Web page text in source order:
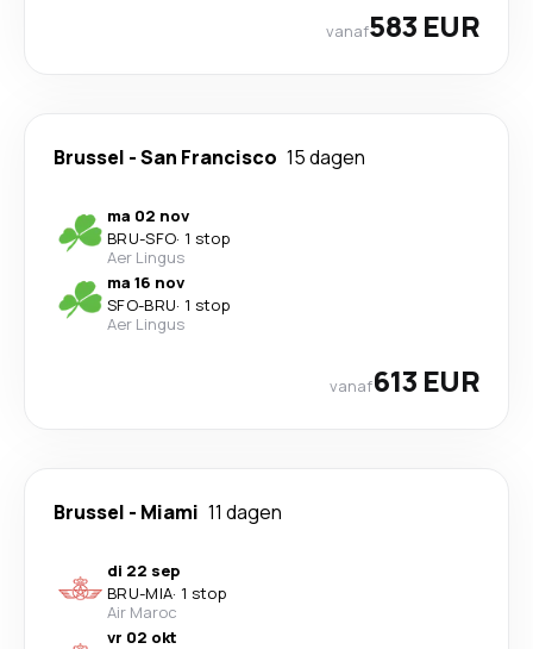
vanaf583 EUR
Brussel -San Francisco 15 dagen
ma 02 nov
BRU-SFO· 1 stop
Aer Lingus
ma 16 nov
SFO-BRU· 1 stop
Aer Lingus
vanaf613 EUR
Brussel - Miami 11 dagen
di 22 sep
BRU-MIA· 1 stop
Air Maroc
vr 02 okt